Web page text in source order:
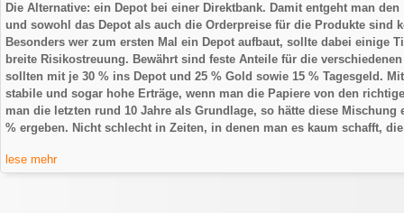
Die Alternative: ein Depot bei einer Direktbank. Damit entgeht man
und sowohl das Depot als auch die Orderpreise für die Produkte sind
Besonders wer zum ersten Mal ein Depot aufbaut, sollte dabei einige
breite Risikostreuung. Bewährt sind feste Anteile für die
sollten mit je 30 % ins Depot und 25 % Gold sowie 15 % Tagesgeld.
stabile und sogar hohe Erträge, wenn man die Papiere von den
man die letzten rund 10 Jahre als Grundlage, so hätte diese Mischung
% ergeben. Nicht schlecht in Zeiten, in denen man es kaum schafft,
lese mehr